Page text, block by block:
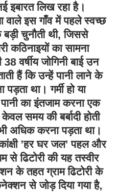
लिख रहा है।
इस गाँव में पहले स्वच्छ
चुनौती थी, जिससे
कठिनाइयों का सामना
वर्षीय जोगिनी बाई उन
हैं कि उन्हें पानी लाने के
था। गर्मी हो या
का इंतजाम करना एक
समय की बर्बादी होती
अधिक करना पड़ता था।
’हर घर जल’ पहल और
से ढिटोरी की यह तस्वीर
के तहत ग्राम ढिटोरी के
से जोड़ दिया गया है,